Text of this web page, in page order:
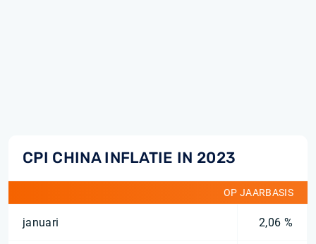
CPI CHINA INFLATIE IN 2023
OP JAARBASIS
januari 2,06 %